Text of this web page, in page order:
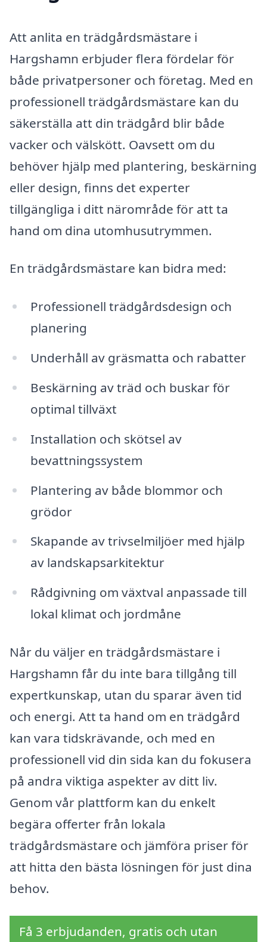
Att anlita en trädgårdsmästare i
Hargshamn erbjuder flera fördelar för
både privatpersoner och företag. Med en
professionell trädgårdsmästare kan du
säkerställa att din trädgård blir både
vacker och välskött. Oavsett om du
behöver hjälp med plantering, beskärning
eller design, finns det experter
tillgängliga i ditt närområde för att ta
hand om dina utomhusutrymmen.
En trädgårdsmästare kan bidra med:
Professionell trädgårdsdesign och
planering
Underhåll av gräsmatta och rabatter
Beskärning av träd och buskar för
optimal tillväxt
Installation och skötsel av
bevattningssystem
Plantering av både blommor och
grödor
Skapande av trivselmiljöer med hjälp
av landskapsarkitektur
Rådgivning om växtval anpassade till
lokal klimat och jordmåne
Når du väljer en trädgårdsmästare i
Hargshamn får du inte bara tillgång till
expertkunskap, utan du sparar även tid
och energi. Att ta hand om en trädgård
kan vara tidskrävande, och med en
professionell vid din sida kan du fokusera
på andra viktiga aspekter av ditt liv.
Genom vår plattform kan du enkelt
begära offerter från lokala
trädgårdsmästare och jämföra priser för
att hitta den bästa lösningen för just dina
behov.
Få 3 erbjudanden, gratis och utan